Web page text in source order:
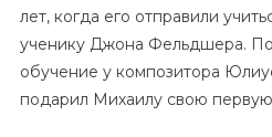
лет, когда его отправили
ученику Джона Фельдшера.
обучение у композитора
подарил Михаилу свою